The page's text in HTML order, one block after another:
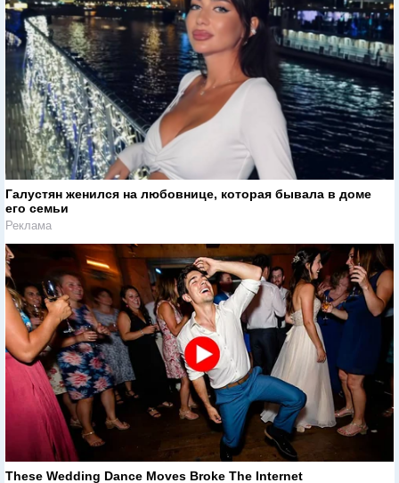
Галустян женился на любовнице, которая бывала в доме
его семьи
Реклама
These Wedding Dance Moves Broke The Internet